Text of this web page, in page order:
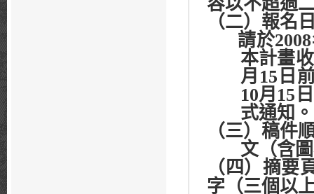
（二）報名
請於2008
本計畫
月 15 日
10月15 日
式通知。
（三）稿件
文（含
（四）摘要
字（三個以